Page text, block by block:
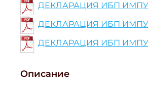
ДЕКЛАРАЦИЯ ИБП
ДЕКЛАРАЦИЯ ИБП
ДЕКЛАРАЦИЯ ИБП
Описание